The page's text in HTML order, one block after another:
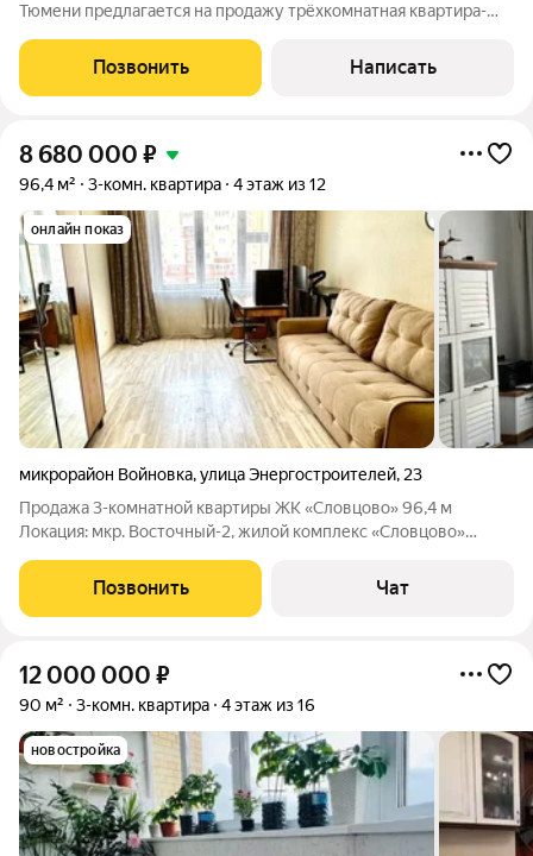
Тюмени предлагается на продажу трёхкомнатная квартира-
этаже, что немаловажно для дома без лифта. Квартира уже
подготовлена к ремонту:
Позвонить Написать
8 680 000 ₽
96,4 м² 3-комн. квартира 4 этаж из 12
онлайн показ
микрорайон Войновка,улица Энергостроителей, 23
Продажа 3-комнатной квартиры ЖК «Словцово» 96,4 м
Локация: мкр. Восточный-2, жилой комплекс «Словцово»
две стороны. Распределение
Позвонить Чат
12 000 000 ₽
90 м² 3-комн. квартира 4 этаж из 16
новостройка